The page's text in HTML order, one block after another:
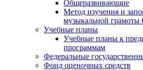
Общеразвивающие
Метод изучения и
музыкальной
Учебные планы
Учебные планы к
программам
Федеральные
Фонд оценочных средств